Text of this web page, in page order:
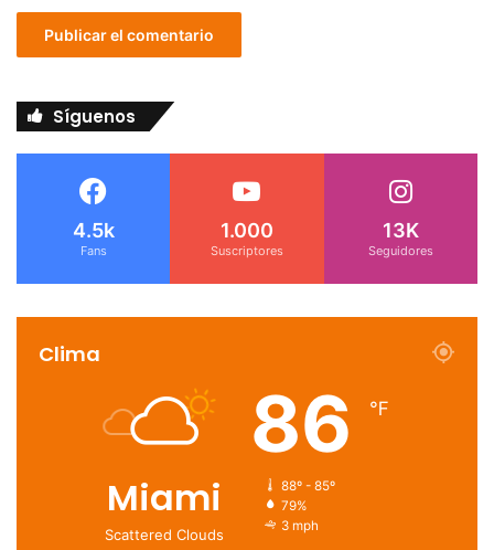
Síguenos
4.5k
Fans
1.000
Suscriptores
13K
Seguidores
Clima
Miami
Scattered Clouds
86 ℉
88º - 85º
79%
3 mph